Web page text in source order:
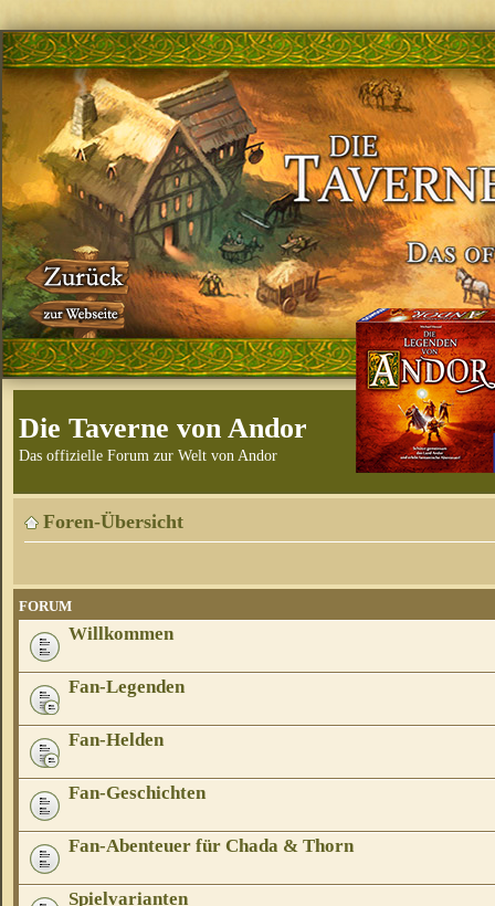
Die Taverne von Andor
Das offizielle Forum zur Welt von Andor
Foren-Übersicht
FORUM
Willkommen
Fan-Legenden
Fan-Helden
Fan-Geschichten
Fan-Abenteuer für Chada & Thorn
Spielvarianten